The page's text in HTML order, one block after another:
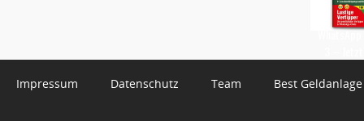
Impressum Datenschutz Team Best Geldanlage